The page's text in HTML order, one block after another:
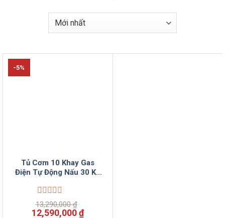
-5%
Tủ Cơm 10 Khay Gas
Điện Tự Động Nấu 30 Kg
Được
xếp
13,290,000₫
Giá
12,590,000₫Giá